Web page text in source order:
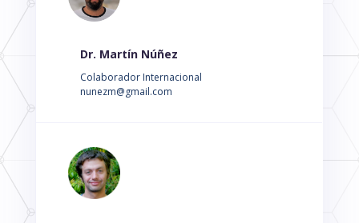
Dr. Martín Núñez
Colaborador Internacional
nunezm@gmail.com